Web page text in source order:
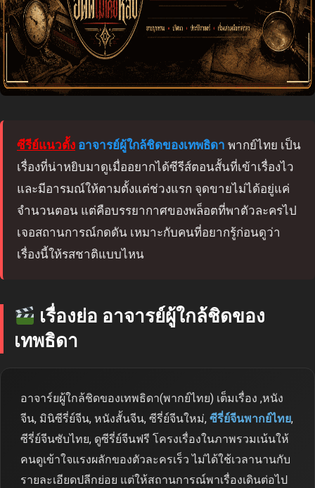
ซีรีย์แนวตั้ง อาจารย์ผู้ใกล้ชิดของเทพธิดา พากย์ไทย เป็น
เรื่องที่น่าหยิบมาดูเมื่ออยากได้ซีรีส์ตอนสั้นที่เข้าเรื่องไว
และมีอารมณ์ให้ตามตั้งแต่ช่วงแรก จุดขายไม่ได้อยู่แค่
จำนวนตอน แต่คือบรรยากาศของพล็อตที่พาตัวละครไป
เจอสถานการณ์กดดัน เหมาะกับคนที่อยากรู้ก่อนดูว่า
เรื่องนี้ให้รสชาติแบบไหน
เรื่องย่อ อาจารย์ผู้ใกล้ชิดของ
เทพธิดา
อาจาร์ยผู้ใกล้ชิดของเทพธิดา(พากย์ไทย) เต็มเรื่อง ,หนัง
จีน, มินิซีรี่ย์จีน, หนังสั้นจีน, ซีรี่ย์จีนใหม่, ซีรี่ย์จีนพากย์ไทย,
ซีรี่ย์จีนซับไทย, ดูซีรี่ย์จีนฟรี โครงเรื่องในภาพรวมเน้นให้
คนดูเข้าใจแรงผลักของตัวละครเร็ว ไม่ได้ใช้เวลานานกับ
รายละเอียดปลีกย่อย แต่ให้สถานการณ์พาเรื่องเดินต่อไป